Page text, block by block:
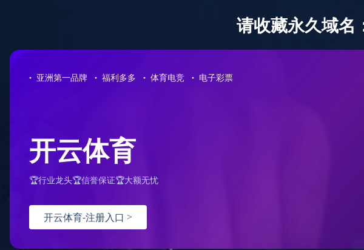
研发创新 新闻中心 产品中心
2025年化妆品级珠光精选-闪耀时刻
分享到：